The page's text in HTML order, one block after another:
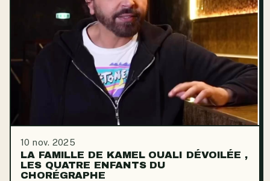
10 nov. 2025
LA FAMILLE DE KAMEL OUALI DÉVOILÉE ,
LES QUATRE ENFANTS DU
CHORÉGRAPHE